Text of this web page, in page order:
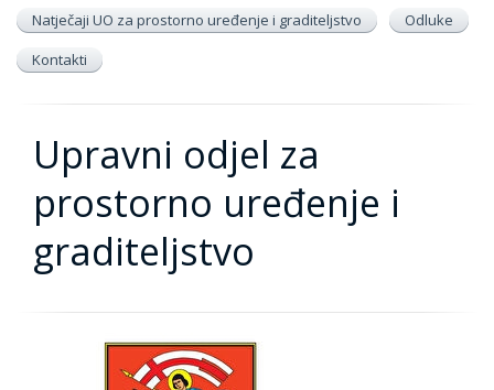
Natječaji UO za prostorno uređenje i graditeljstvo
Odluke
Kontakti
Upravni odjel za
prostorno uređenje i
graditeljstvo